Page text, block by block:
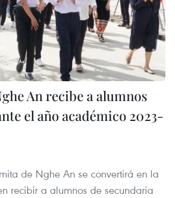
An recibe a alumnos
el año académico 2023-
de Nghe An se convertirá en la
recibir a alumnos de secundaria